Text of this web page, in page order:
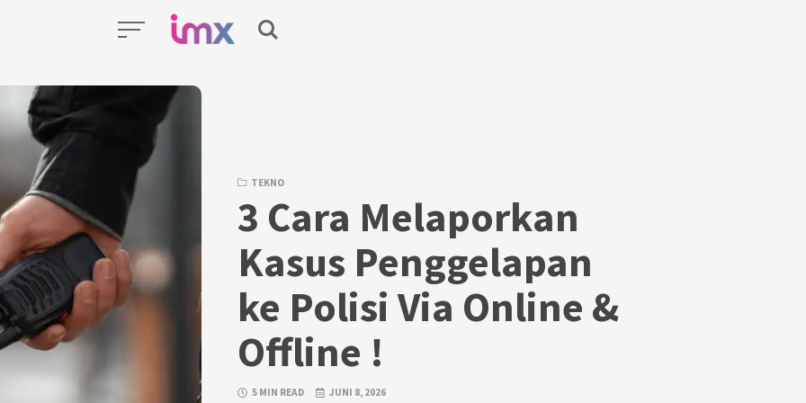
TEKNO
3 Cara Melaporkan
Kasus Penggelapan
ke Polisi Via Online &
Offline !
5 MIN READ JUNI 8, 2026